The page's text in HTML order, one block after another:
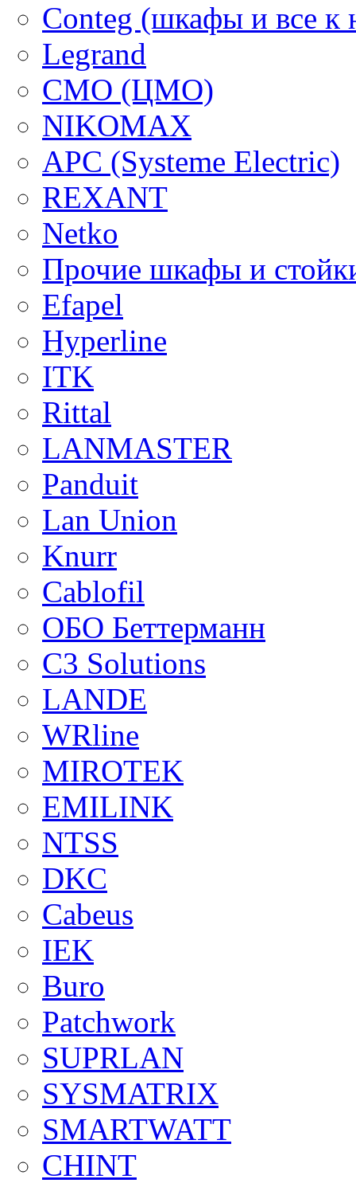
Conteg (шкафы и все к
Legrand
CMO (ЦМО)
NIKOMAX
APC (Systeme Electric)
REXANT
Netko
Прочие шкафы и
Efapel
Hyperline
ITK
Rittal
LANMASTER
Panduit
Lan Union
Knurr
Cablofil
ОБО Беттерманн
C3 Solutions
LANDE
WRline
MIROTEK
EMILINK
NTSS
DKC
Cabeus
IEK
Buro
Patchwork
SUPRLAN
SYSMATRIX
SMARTWATT
CHINT